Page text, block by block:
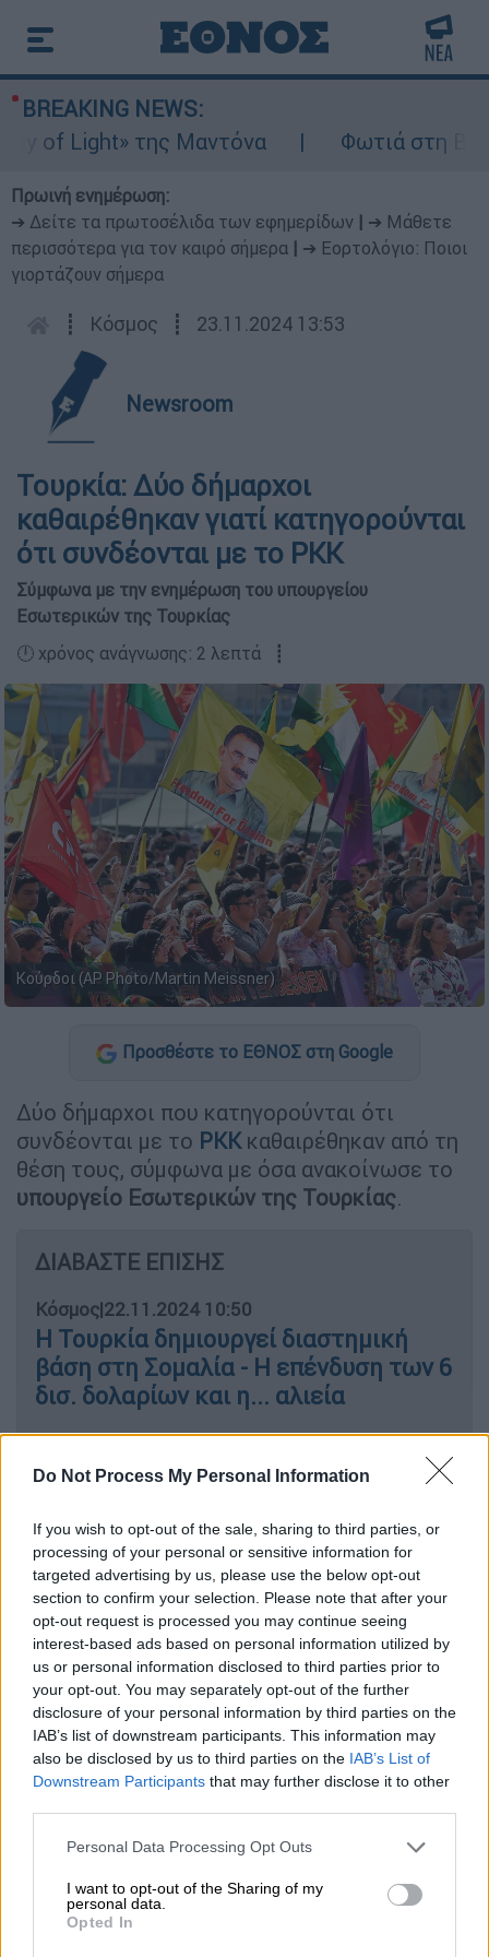
Do Not Process My Personal Information
If you wish to opt-out of the sale, sharing to third parties, or
processing of your personal or sensitive information for
targeted advertising by us, please use the below opt-out
section to confirm your selection. Please note that after your
opt-out request is processed you may continue seeing
interest-based ads based on personal information utilized by
us or personal information disclosed to third parties prior to
your opt-out. You may separately opt-out of the further
disclosure of your personal information by third parties on the
IAB’s list of downstream participants. This information may
also be disclosed by us to third parties on the IAB’s List of
Downstream Participants that may further disclose it to other
Please note that this website/app uses one or more Google
not limited to your visit or usage behaviour. You may click to
grant or deny consent to Google and its third-party tags to
use your data for below specified purposes in below Google
Personal Data Processing Opt Outs
I want to opt-out of the Sharing of my
personal data.
Opted In
BREAKING NEWS:
Light» της Μαντόνα
Φωτιά στη
Πρωινή ενημέρωση:
➔ Δείτε τα πρωτοσέλιδα των εφημερίδων
➔ Μάθετε
περισσότερα για τον καιρό σήμερα
➔ Εορτολόγιο: Ποιοι
γιορτάζουν σήμερα
┋ Κόσμος ┋ 23.11.2024 13:53
Newsroom
Τουρκία: Δύο δήμαρχοι
καθαιρέθηκαν γιατί κατηγορούνται
ότι συνδέονται με το PKK
Σύμφωνα με την ενημέρωση του υπουργείου
Εσωτερικών της Τουρκίας
🕛 χρόνος ανάγνωσης: 2 λεπτά ┋
Κούρδοι (AP Photo/Martin Meissner)
Προσθέστε το ΕΘΝΟΣ στη Google
Δύο δήμαρχοι που κατηγορούνται ότι
συνδέονται με το PKKκαθαιρέθηκαν από τη
θέση τους, σύμφωνα με όσα ανακοίνωσε το
υπουργείο Εσωτερικών της Τουρκίας.
ΔΙΑΒΑΣΤΕ ΕΠΙΣΗΣ
Κόσμος|22.11.2024 10:50
Η Τουρκία δημιουργεί διαστημική
βάση στη Σομαλία - Η επένδυση των 6
δισ. δολαρίων και η... αλιεία
αντικατέστησε τους κουρδικής καταγωγής
δημάρχους της πόληςΤούντζελιστην
ανατολικής Τουρκίας,Τζεβντέτ Κονάκ, και
της γειτονικής επαρχίαςΟβάτζικ,Μουσταφά
Σαρίγκιουλ, από διορισμένους τοποτηρητές.
Το υπουργείο ανέφερε επίσης ότι «οι δύο
δήμαρχοι είχαν καταδικαστεί για συμμετοχή
στην τρομοκρατική οργάνωση PKK από
τοπικό δικαστήριο και τους επιβλήθηκε
ποινή φυλάκισης έξι ετών και τριών μηνών».
Επίσης, ο Κονάκ ερευνάταιγια προπαγάνδα
υπέρ του PKK.
Οι δύο δήμαρχοι είχαν εκλεγεί στις
πρόσφατες τοπικές εκλογές, στις 31